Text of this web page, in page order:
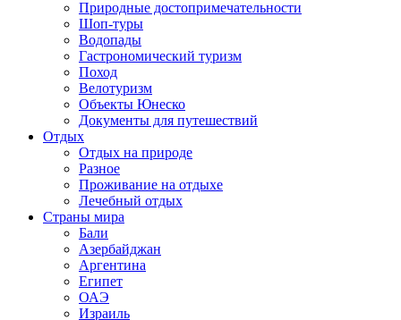
Природные достопримечательности
Шоп-туры
Водопады
Гастрономический туризм
Поход
Велотуризм
Объекты Юнеско
Документы для путешествий
Отдых
Отдых на природе
Разное
Проживание на отдыхе
Лечебный отдых
Страны мира
Бали
Азербайджан
Аргентина
Египет
ОАЭ
Израиль